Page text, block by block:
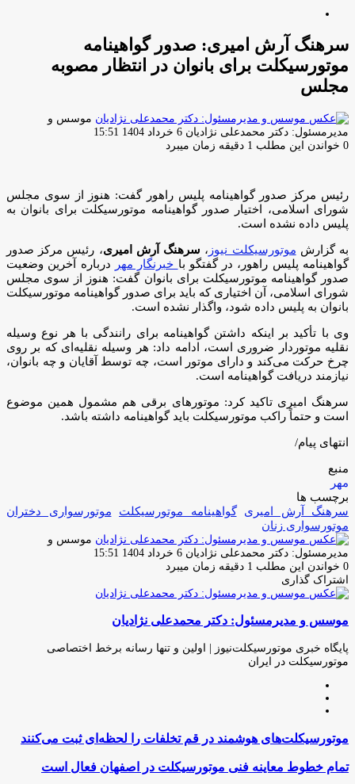
سرهنگ آرش امیری: صدور گواهینامه
موتورسیکلت برای بانوان در انتظار مصوبه
مجلس
موسس و
مدیرمسئول: دکتر محمدعلی نژادیان ارسال
ایمیل
6 خرداد 1404 15:51
0 خواندن این مطلب 1 دقیقه زمان میبرد
رئیس مرکز صدور گواهینامه پلیس راهور گفت: هنوز از سوی مجلس
شورای اسلامی، اختیار صدور گواهینامه موتورسیکلت برای بانوان به
پلیس داده نشده است.
به گزارش موتورسیکلت نیوز ، سرهنگ آرش امیری، رئیس مرکز صدور
گواهینامه پلیس راهور، در گفتگو با خبرنگار مهر
درباره آخرین وضعیت
صدور گواهینامه موتورسیکلت برای بانوان گفت: هنوز از سوی مجلس
شورای اسلامی، آن اختیاری که باید برای صدور گواهینامه موتورسیکلت
بانوان به پلیس داده شود، واگذار نشده است.
وی با تأکید بر اینکه داشتن گواهینامه برای رانندگی با هر نوع وسیله
نقلیه موتوردار ضروری است، ادامه داد: هر وسیله نقلیه‌ای که بر روی
چرخ حرکت می‌کند و دارای موتور است، چه توسط آقایان و چه بانوان،
نیازمند دریافت گواهینامه است.
سرهنگ امیری تاکید کرد: موتورهای برقی هم مشمول همین موضوع
است و حتماً راکب موتورسیکلت باید گواهینامه داشته باشد.
انتهای پیام/
منبع
مهر
برچسب ها
سرهنگ آرش امیری
گواهینامه موتورسیکلت
موتورسواری دختران
موتورسواری زنان
موسس و
مدیرمسئول: دکتر محمدعلی نژادیان ارسال
ایمیل
6 خرداد 1404 15:51
0 خواندن این مطلب 1 دقیقه زمان میبرد
اشتراک گذاری
فیس
توئیتر
لینکدین
واتس
تلگرام
اشتراک
از
ایمیل
چاپ
موسس و مدیرمسئول: دکتر محمدعلی نژادیان
پایگاه خبری موتورسیکلت‌نیوز | اولین و تنها رسانه برخط اختصاصی
موتورسیکلت در ایران
موتورسیکلت‌های
هوشمند
در
قم
موتورسیکلت‌های هوشمند در قم تخلفات را لحظه‌ای ثبت می‌کنند
تمام
تمام خطوط معاینه فنی موتورسیکلت در اصفهان فعال است